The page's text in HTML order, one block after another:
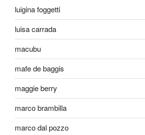
luigina foggetti
luisa carrada
macubu
mafe de baggis
maggie berry
marco brambilla
marco dal pozzo